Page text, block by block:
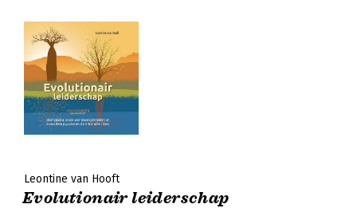
Leontine van Hooft
Evolutionair leiderschap